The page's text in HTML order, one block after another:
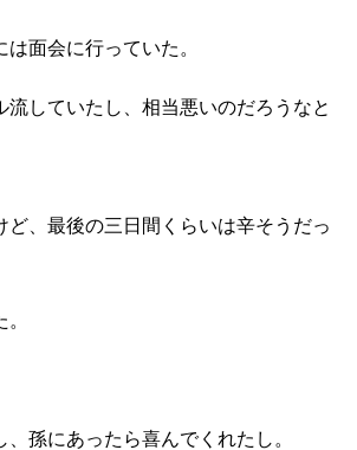
面会に行っていた。
流していたし、相当悪いのだろうなと
ど、最後の三日間くらいは辛そうだっ
孫にあったら喜んでくれたし。